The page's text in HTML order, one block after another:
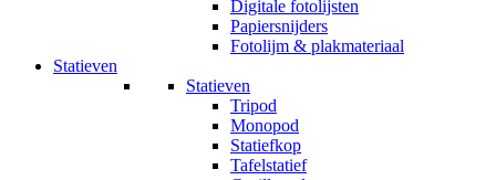
Digitale fotolijsten
Papiersnijders
Fotolijm & plakmateriaal
Statieven
Statieven
Tripod
Monopod
Statiefkop
Tafelstatief